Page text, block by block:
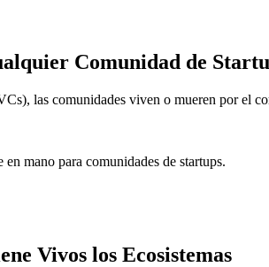
Comunidad de
las comunidades viven o mueren por
mano para comunidades de startups.
Vivos los Ecosistemas